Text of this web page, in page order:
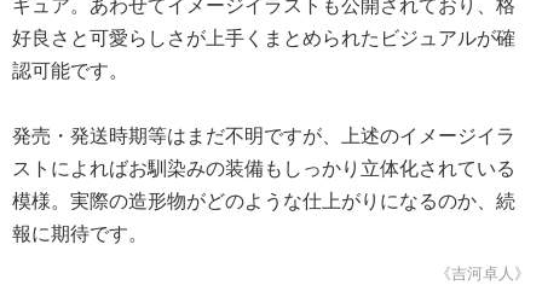
好良さと可愛らしさが上手くまとめられたビジュアルが確
認可能です。
発売・発送時期等はまだ不明ですが、上述のイメージイラ
ストによればお馴染みの装備もしっかり立体化されている
模様。実際の造形物がどのような仕上がりになるのか、続
報に期待です。
《吉河卓人》